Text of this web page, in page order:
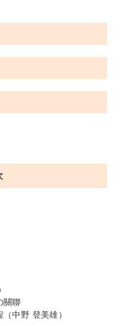
關聯
中野 登美雄）